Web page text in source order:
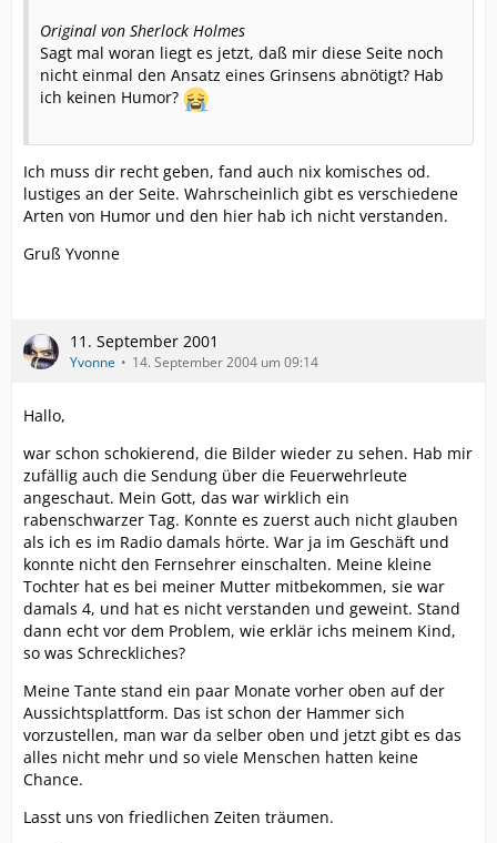
Original von Sherlock Holmes
Sagt mal woran liegt es jetzt, daß mir diese Seite noch
nicht einmal den Ansatz eines Grinsens abnötigt? Hab
ich keinen Humor?
Ich muss dir recht geben, fand auch nix komisches od.
lustiges an der Seite. Wahrscheinlich gibt es verschiedene
Arten von Humor und den hier hab ich nicht verstanden.
Gruß Yvonne
11. September 2001
Yvonne 14. September 2004 um 09:14
Hallo,
war schon schokierend, die Bilder wieder zu sehen. Hab mir
zufällig auch die Sendung über die Feuerwehrleute
angeschaut. Mein Gott, das war wirklich ein
rabenschwarzer Tag. Konnte es zuerst auch nicht glauben
als ich es im Radio damals hörte. War ja im Geschäft und
konnte nicht den Fernsehrer einschalten. Meine kleine
Tochter hat es bei meiner Mutter mitbekommen, sie war
damals 4, und hat es nicht verstanden und geweint. Stand
dann echt vor dem Problem, wie erklär ichs meinem Kind,
so was Schreckliches?
Meine Tante stand ein paar Monate vorher oben auf der
Aussichtsplattform. Das ist schon der Hammer sich
vorzustellen, man war da selber oben und jetzt gibt es das
alles nicht mehr und so viele Menschen hatten keine
Chance.
Lasst uns von friedlichen Zeiten träumen.